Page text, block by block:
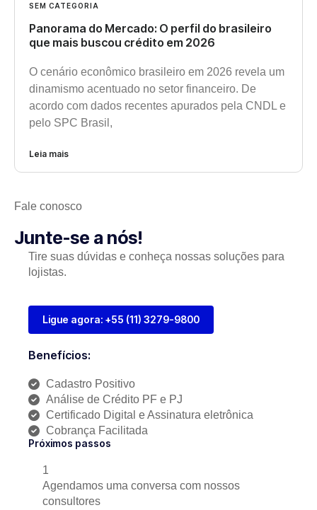
SEM CATEGORIA
Panorama do Mercado: O perfil do brasileiro
que mais buscou crédito em 2026
O cenário econômico brasileiro em 2026 revela um
dinamismo acentuado no setor financeiro. De
acordo com dados recentes apurados pela CNDL e
pelo SPC Brasil,
Leia mais
Fale conosco
Junte-se a nós!
Tire suas dúvidas e conheça nossas soluções para
lojistas.
Ligue agora: +55 (11) 3279-9800
Benefícios:
Cadastro Positivo
Análise de Crédito PF e PJ
Certificado Digital e Assinatura eletrônica
Cobrança Facilitada
Próximos passos
1
Agendamos uma conversa com nossos
consultores